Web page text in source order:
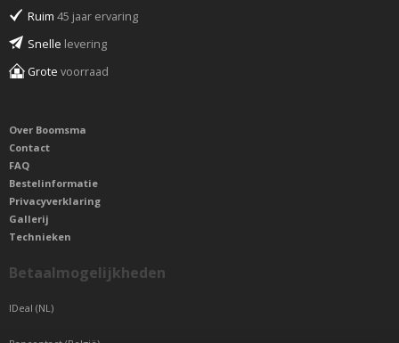
Ruim 45 jaar ervaring
Snelle levering
Grote voorraad
Over Boomsma
Contact
FAQ
Bestelinformatie
Privacyverklaring
Gallerij
Technieken
Betaalmogelijkheden
IDeal (NL)